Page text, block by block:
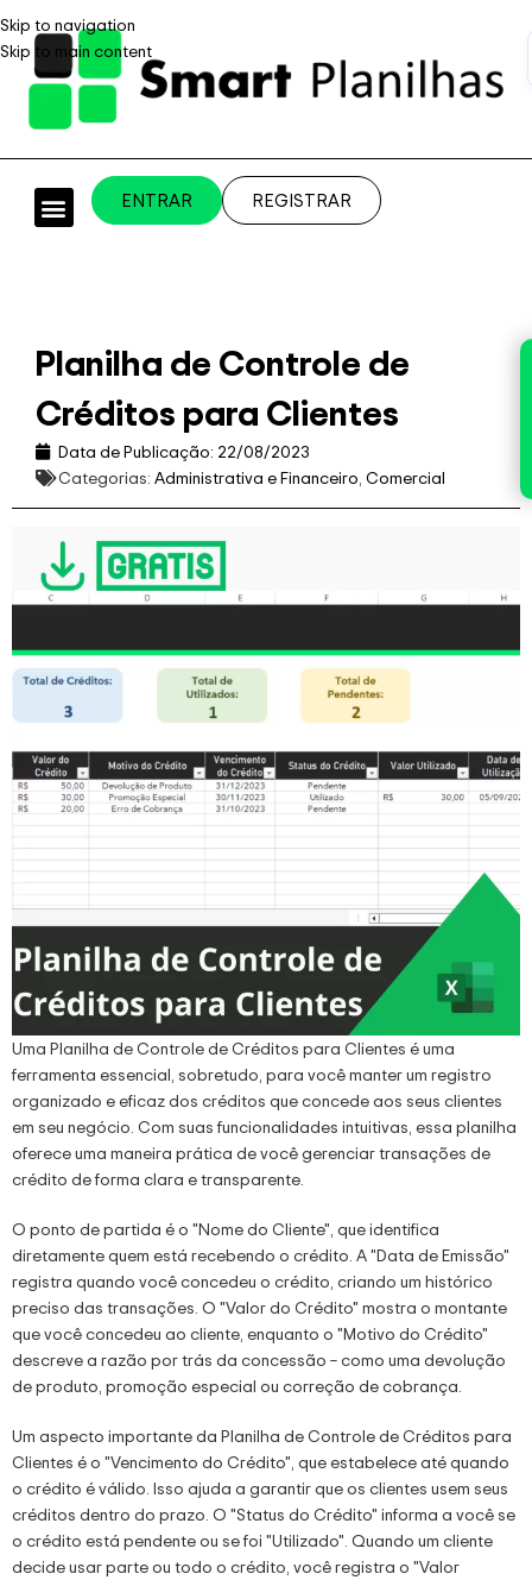
Skip to navigation
Skip to main content
ENTRAR REGISTRAR
Planilha de Controle de
Créditos para Clientes
Data de Publicação: 22/08/2023
Categorias: Administrativa e Financeiro, Comercial
Uma Planilha de Controle de Créditos para Clientes é uma
ferramenta essencial, sobretudo, para você manter um registro
organizado e eficaz dos créditos que concede aos seus clientes
em seu negócio. Com suas funcionalidades intuitivas, essa planilha
oferece uma maneira prática de você gerenciar transações de
crédito de forma clara e transparente.
O ponto de partida é o "Nome do Cliente", que identifica
diretamente quem está recebendo o crédito. A "Data de Emissão"
registra quando você concedeu o crédito, criando um histórico
preciso das transações. O "Valor do Crédito" mostra o montante
que você concedeu ao cliente, enquanto o "Motivo do Crédito"
descreve a razão por trás da concessão – como uma devolução
de produto, promoção especial ou correção de cobrança.
Um aspecto importante da Planilha de Controle de Créditos para
Clientes é o "Vencimento do Crédito", que estabelece até quando
o crédito é válido. Isso ajuda a garantir que os clientes usem seus
créditos dentro do prazo. O "Status do Crédito" informa a você se
o crédito está pendente ou se foi "Utilizado". Quando um cliente
decide usar parte ou todo o crédito, você registra o "Valor